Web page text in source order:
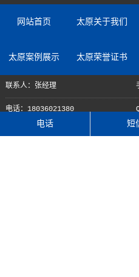
网站首页 太原关于我们
太原案例展示 太原荣誉证书
联系人：张经理
电话：18036021380
电话 短